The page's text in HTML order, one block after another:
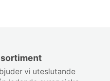
vi uteslutande